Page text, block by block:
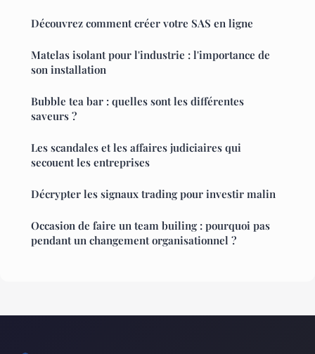
Découvrez comment créer votre SAS en ligne
Matelas isolant pour l'industrie : l'importance de
son installation
Bubble tea bar : quelles sont les différentes
saveurs ?
Les scandales et les affaires judiciaires qui
secouent les entreprises
Décrypter les signaux trading pour investir malin
Occasion de faire un team builing : pourquoi pas
pendant un changement organisationnel ?